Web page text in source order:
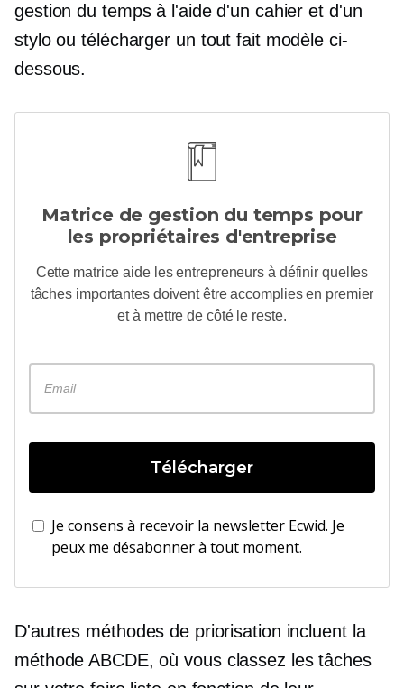
gestion du temps à l'aide d'un cahier et d'un
stylo ou télécharger un tout faitmodèle ci-
dessous.
Matrice de gestion du temps pour
les propriétaires d'entreprise
Cette matrice aide les entrepreneurs à définir quelles
tâches importantes doivent être accomplies en premier
et à mettre de côté le reste.
Télécharger
Je consens à recevoir la newsletter Ecwid. Je
peux me désabonner à tout moment.
D'autres méthodes de priorisation incluent la
méthode ABCDE, où vous classez les tâches